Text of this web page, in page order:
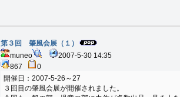
第３回 肇風会展（１）
muneo
2007-5-30 14:35
867
0
開催日：2007-5-26～27
３回目の肇風会展が開催されました。